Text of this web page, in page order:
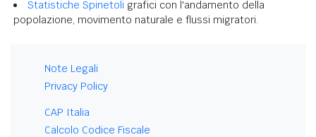
Statistiche Spinetoli grafici con l'andamento della
popolazione, movimento naturale e flussi migratori.
Note Legali
Privacy Policy
CAP Italia
Calcolo Codice Fiscale